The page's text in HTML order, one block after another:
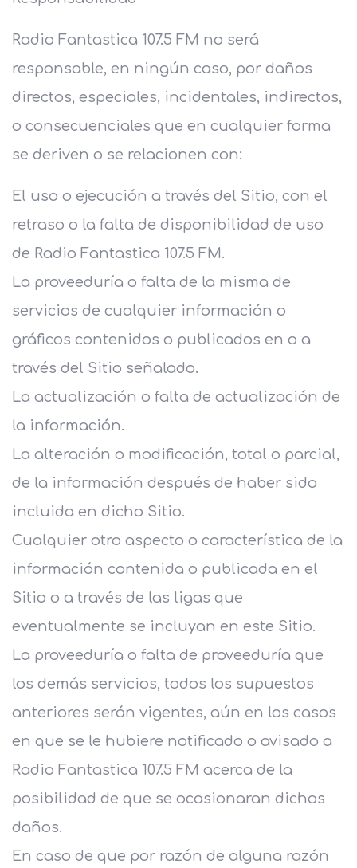
Radio Fantastica 107.5 FM no será
responsable, en ningún caso, por daños
directos, especiales, incidentales, indirectos,
o consecuenciales que en cualquier forma
se deriven o se relacionen con:
El uso o ejecución a través del Sitio, con el
retraso o la falta de disponibilidad de uso
de Radio Fantastica 107.5 FM.
La proveeduría o falta de la misma de
servicios de cualquier información o
gráficos contenidos o publicados en o a
través del Sitio señalado.
La actualización o falta de actualización de
la información.
La alteración o modificación, total o parcial,
de la información después de haber sido
incluida en dicho Sitio.
Cualquier otro aspecto o característica de la
información contenida o publicada en el
Sitio o a través de las ligas que
eventualmente se incluyan en este Sitio.
La proveeduría o falta de proveeduría que
los demás servicios, todos los supuestos
anteriores serán vigentes, aún en los casos
en que se le hubiere notificado o avisado a
Radio Fantastica 107.5 FM acerca de la
posibilidad de que se ocasionaran dichos
daños.
En caso de que por razón de alguna razón